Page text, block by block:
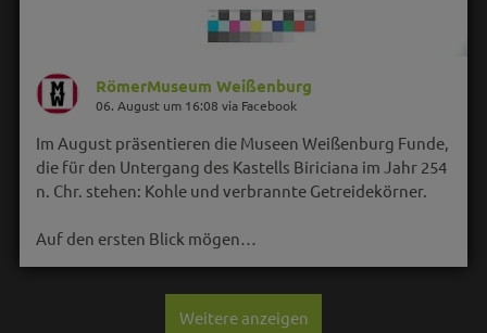
RömerMuseum Weißenburg
06. August um 16:08 via Facebook
Im August präsentieren die Museen Weißenburg Funde,
die für den Untergang des Kastells Biriciana im Jahr 254
n. Chr. stehen: Kohle und verbrannte Getreidekörner.
Auf den ersten Blick mögen…
Weitere anzeigen